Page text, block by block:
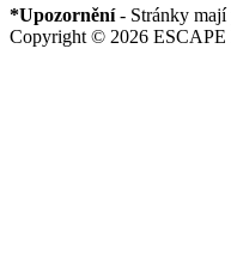
*Upozornění- Stránky mají
Copyright © 2026 ESCAPE